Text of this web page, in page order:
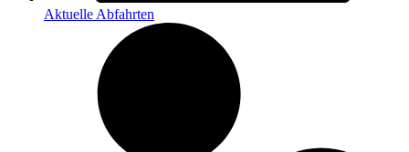
Aktuelle Abfahrten